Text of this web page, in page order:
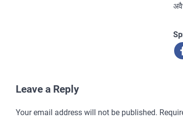
Leave a Reply
Your email address will not be published.